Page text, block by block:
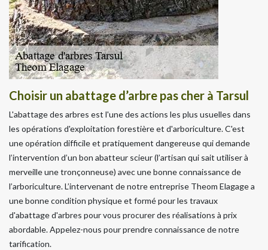
Choisir un abattage d’arbre pas cher à Tarsul
L'abattage des arbres est l'une des actions les plus usuelles dans
les opérations d'exploitation forestière et d'arboriculture. C'est
une opération difficile et pratiquement dangereuse qui demande
l’intervention d’un bon abatteur scieur (l’artisan qui sait utiliser à
merveille une tronçonneuse) avec une bonne connaissance de
l’arboriculture. L’intervenant de notre entreprise Theom Elagage a
une bonne condition physique et formé pour les travaux
d'abattage d'arbres pour vous procurer des réalisations à prix
abordable. Appelez-nous pour prendre connaissance de notre
tarification.